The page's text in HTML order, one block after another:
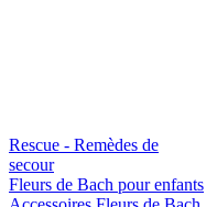
Rescue - Remèdes de
secour
Fleurs de Bach pour enfants